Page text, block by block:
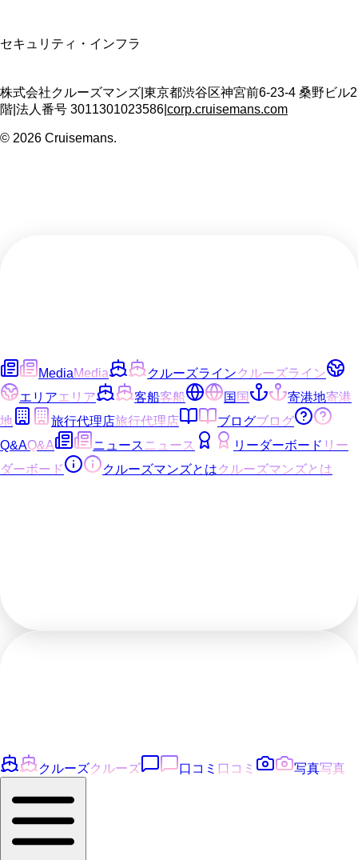
セキュリティ・インフラ
株式会社クルーズマンズ 東京都渋谷区神宮前6-23-4 桑野ビル2
階 法人番号 3011301023586 corp.cruisemans.com
© 2026 Cruisemans.
MediaMedia クルーズラインクルーズライン
エリアエリア 客船客船 国 国 寄港地寄港
地
旅行代理店旅行代理店 ブログブログ
Q&AQ&A ニュースニュース リーダーボード リー
ダーボード
クルーズマンズとはクルーズマンズとは
クルーズクルーズ 口コミ 口コミ 写真写真